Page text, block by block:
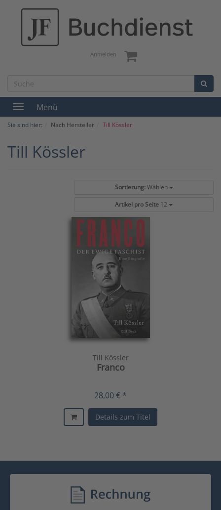
Anmelden
Toggle
navigation
Menü
Sie sind hier: Nach Hersteller Till Kössler
Till Kössler
Sortierung: Wählen
Artikel pro Seite 12
Till Kössler
Franco
28,00 € *
Details zum Titel